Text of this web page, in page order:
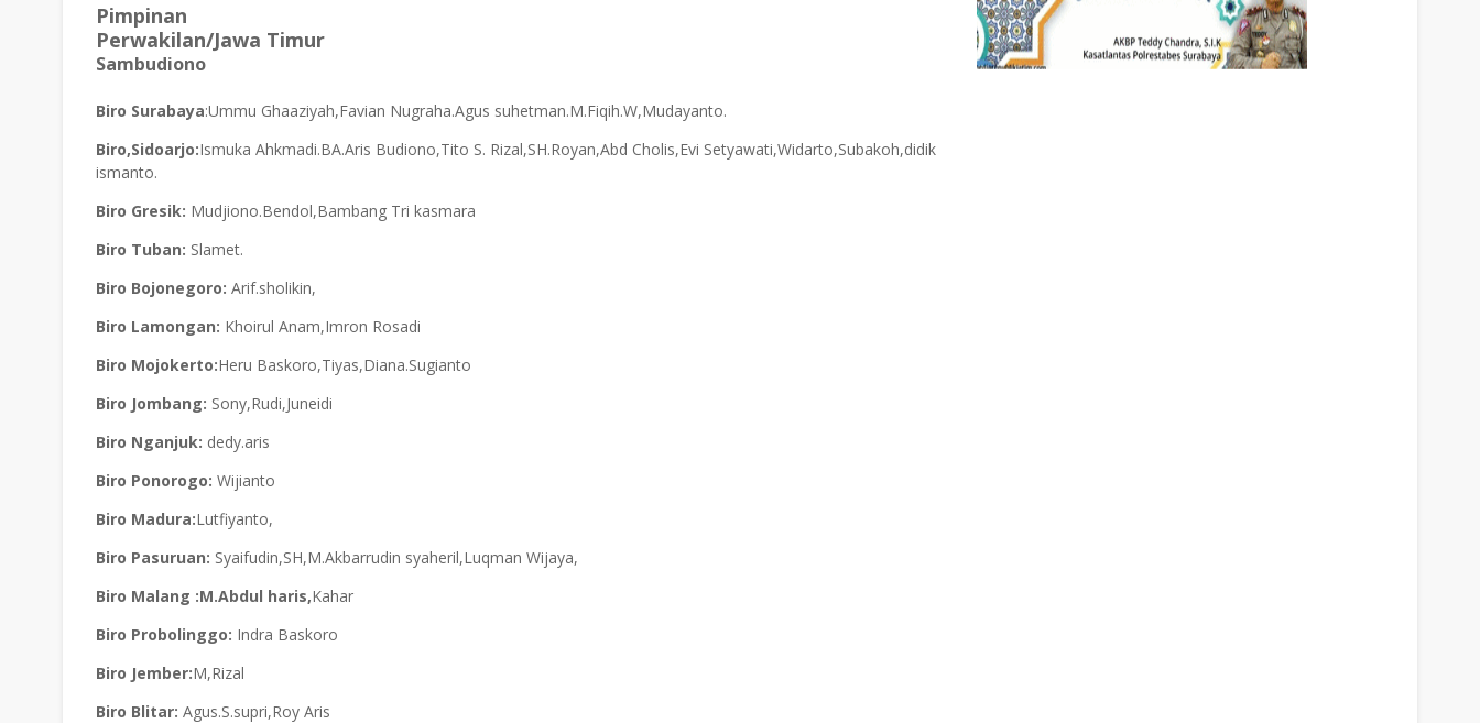
Pimpinan
Perwakilan/Jawa Timur
Sambudiono
Biro Surabaya:Ummu Ghaaziyah,Favian Nugraha.Agus suhetman.M.Fiqih.W,Mudayanto.
Biro,Sidoarjo:Ismuka Ahkmadi.BA.Aris Budiono,Tito S. Rizal,SH.Royan,Abd Cholis,Evi Setyawati,Widarto,Subakoh,didik
ismanto.
Biro Gresik: Mudjiono.Bendol,Bambang Tri kasmara
Biro Tuban: Slamet.
Biro Bojonegoro: Arif.sholikin,
Biro Lamongan: Khoirul Anam,Imron Rosadi
Biro Mojokerto:Heru Baskoro,Tiyas,Diana.Sugianto
Biro Jombang: Sony,Rudi,Juneidi
Biro Nganjuk: dedy.aris
Biro Ponorogo: Wijianto
Biro Madura:Lutfiyanto,
Biro Pasuruan: Syaifudin,SH,M.Akbarrudin syaheril,Luqman Wijaya,
Biro Malang :M.Abdul haris,Kahar
Biro Probolinggo: Indra Baskoro
Biro Jember:M,Rizal
Biro Blitar: Agus.S.supri,Roy Aris